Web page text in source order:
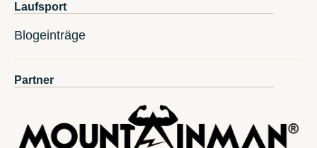
Laufsport
Blogeinträge
Partner